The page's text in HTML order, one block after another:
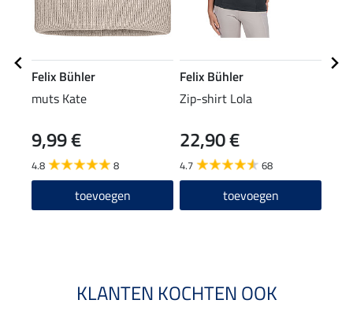
Felix Bühler
muts Kate
9,99 €
4.8 8
toevoegen
Felix Bühler
Zip-shirt Lola
22,90 €
4.7 68
toevoegen
KLANTEN KOCHTEN OOK